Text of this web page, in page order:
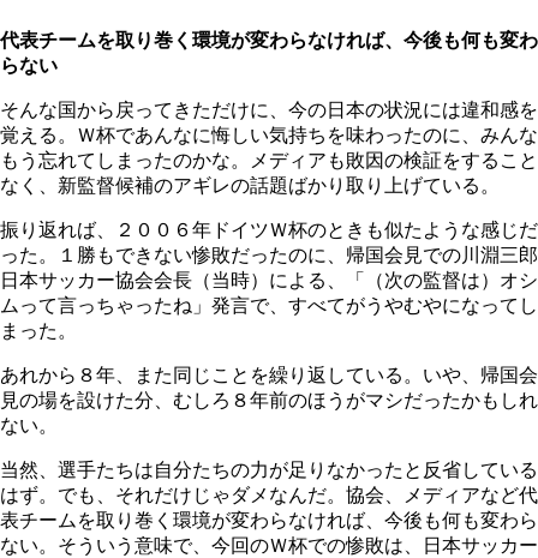
代表チームを取り巻く環境が変わらなければ、今後も何も変わ
らない
そんな国から戻ってきただけに、今の日本の状況には違和感を
覚える。Ｗ杯であんなに悔しい気持ちを味わったのに、みんな
もう忘れてしまったのかな。メディアも敗因の検証をすること
なく、新監督候補のアギレの話題ばかり取り上げている。
振り返れば、２００６年ドイツＷ杯のときも似たような感じだ
った。１勝もできない惨敗だったのに、帰国会見での川淵三郎
日本サッカー協会会長（当時）による、「（次の監督は）オシ
ムって言っちゃったね」発言で、すべてがうやむやになってし
まった。
あれから８年、また同じことを繰り返している。いや、帰国会
見の場を設けた分、むしろ８年前のほうがマシだったかもしれ
ない。
当然、選手たちは自分たちの力が足りなかったと反省している
はず。でも、それだけじゃダメなんだ。協会、メディアなど代
表チームを取り巻く環境が変わらなければ、今後も何も変わら
ない。そういう意味で、今回のＷ杯での惨敗は、日本サッカー